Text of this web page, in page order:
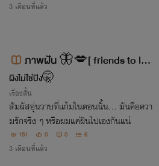
3 เดือนที่แล้ว
ภาพฝัน 🦋💋[ friends to lov
ers ]🪼🔥
ผิงไม่ใช่ปิง🤫
เรื่องสั้น
สัมผัสอุ่นวาบที่แก้มในตอนนั้น... มันคือควา
มรักจริง ๆ หรือผมแค่ฝันไปเองกันแน่
151 0 0 6
3 เดือนที่แล้ว